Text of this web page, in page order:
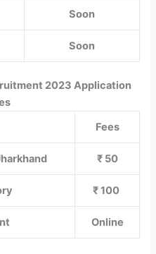
Soon
Soon
2023 Application
Fees
₹ 50
₹ 100
Online